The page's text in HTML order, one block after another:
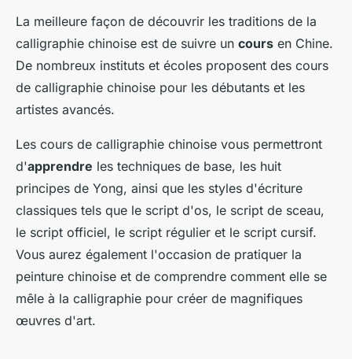
La meilleure façon de découvrir les traditions de la
calligraphie chinoise est de suivre un cours en Chine.
De nombreux instituts et écoles proposent des cours
de calligraphie chinoise pour les débutants et les
artistes avancés.
Les cours de calligraphie chinoise vous permettront
d'apprendre les techniques de base, les huit
principes de Yong, ainsi que les styles d'écriture
classiques tels que le script d'os, le script de sceau,
le script officiel, le script régulier et le script cursif.
Vous aurez également l'occasion de pratiquer la
peinture chinoise et de comprendre comment elle se
mêle à la calligraphie pour créer de magnifiques
œuvres d'art.